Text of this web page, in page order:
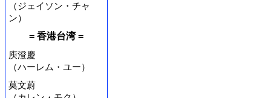
（ジェイソン・チャ
ン）
= 香港台湾 =
庾澄慶
（ハーレム・ユー）
莫文蔚